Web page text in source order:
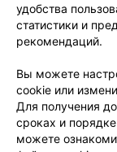
удобства
статистики и
рекомендаций.
Вы можете
cookie или
Для получения
сроках и
можете